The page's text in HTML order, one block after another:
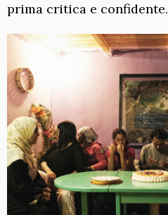
prima critica e confidente.